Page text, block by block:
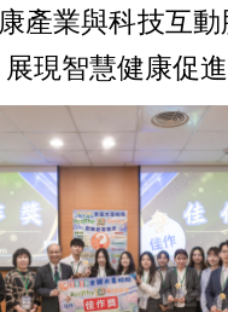
產業與科技互動
現智慧健康促進